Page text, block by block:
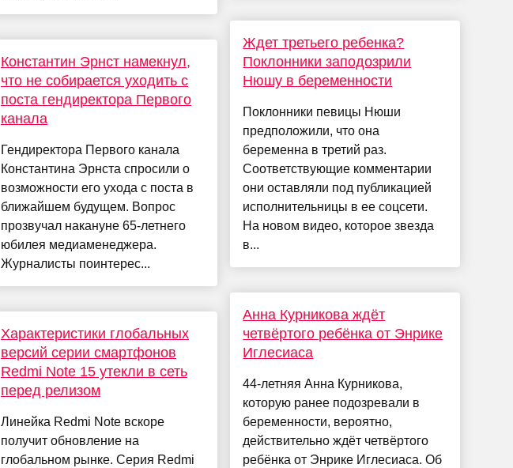
Константин Эрнст намекнул,
что не собирается уходить с
поста гендиректора Первого
канала
Гендиректора Первого канала
Константина Эрнста спросили о
возможности его ухода с поста в
ближайшем будущем. Вопрос
прозвучал накануне 65-летнего
юбилея медиаменеджера.
Журналисты поинтерес...
Характеристики глобальных
версий серии смартфонов
Redmi Note 15 утекли в сеть
перед релизом
Линейка Redmi Note вскоре
получит обновление на
глобальном рынке. Серия Redmi
Ждет третьего ребенка?
Поклонники заподозрили
Нюшу в беременности
Поклонники певицы Нюши
предположили, что она
беременна в третий раз.
Соответствующие комментарии
они оставляли под публикацией
исполнительницы в ее соцсети.
На новом видео, которое звезда
в...
Анна Курникова ждёт
четвёртого ребёнка от Энрике
Иглесиаса
44-летняя Анна Курникова,
которую ранее подозревали в
беременности, вероятно,
действительно ждёт четвёртого
ребёнка от Энрике Иглесиаса. Об